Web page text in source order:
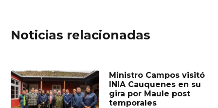
Noticias relacionadas
Ministro Campos visitó
INIA Cauquenes en su
gira por Maule post
temporales